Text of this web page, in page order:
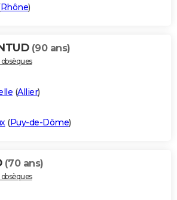
Rhône)
(90 ans)
(Allier)
(Puy-de-Dôme)
(70 ans)